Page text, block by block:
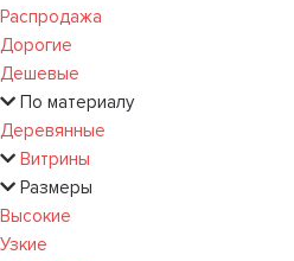
Распродажа
Дорогие
Дешевые
По материалу
Деревянные
Витрины
Размеры
Высокие
Узкие